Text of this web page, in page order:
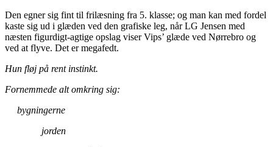
Den egner sig fint til frilæsning fra 5. klasse; og man kan med fordel
kaste sig ud i glæden ved den grafiske leg, når LG Jensen med
næsten figurdigt-agtige opslag viser Vips’ glæde ved Nørrebro og
ved at flyve. Det er megafedt.
Hun fløj på rent instinkt.
Fornemmede alt omkring sig:
bygningerne
jorden